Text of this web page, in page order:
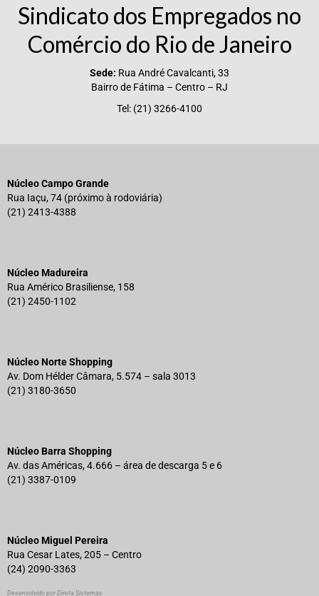
Sindicato dos Empregados no
Comércio do Rio de Janeiro
Sede: Rua André Cavalcanti, 33
Bairro de Fátima – Centro – RJ
Tel: (21) 3266-4100
Núcleo Campo Grande
Rua Iaçu, 74 (próximo à rodoviária)
(21) 2413-4388
Núcleo Madureira
Rua Américo Brasiliense, 158
(21) 2450-1102
Núcleo Norte Shopping
Av. Dom Hélder Câmara, 5.574 – sala 3013
(21) 3180-3650
Núcleo Barra Shopping
Av. das Américas, 4.666 – área de descarga 5 e 6
(21) 3387-0109
Núcleo Miguel Pereira
Rua Cesar Lates, 205 – Centro
(24) 2090-3363
Desenvolvido por Direta Sistemas